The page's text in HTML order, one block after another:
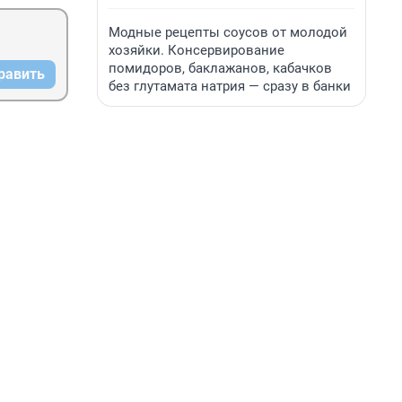
Модные рецепты соусов от молодой
хозяйки. Консервирование
помидоров, баклажанов, кабачков
без глутамата натрия — сразу в банки